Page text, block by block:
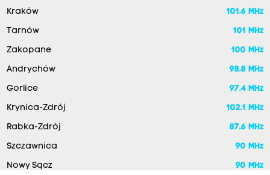
Kraków 101.6 MHz
Tarnów 101 MHz
Zakopane 100 MHz
Andrychów 98.8 MHz
Gorlice 97.4 MHz
Krynica-Zdrój 102.1 MHz
Rabka-Zdrój 87.6 MHz
Szczawnica 90 MHz
Nowy Sącz 90 MHz